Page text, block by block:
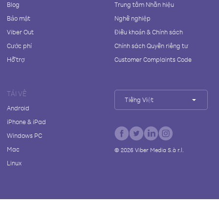
Blog
Bảo mật
Viber Out
Cước phí
Hỗ trợ
Trung tâm Nhãn hiệu
Nghề nghiệp
Điều khoản & Chính sách
Chính sách Quyền riêng tư
Customer Complaints Code
TẢI VỀ
Android
iPhone & iPad
Windows PC
Mac
Linux
Tiếng Việt
© 2026Viber Media S.à r.l.